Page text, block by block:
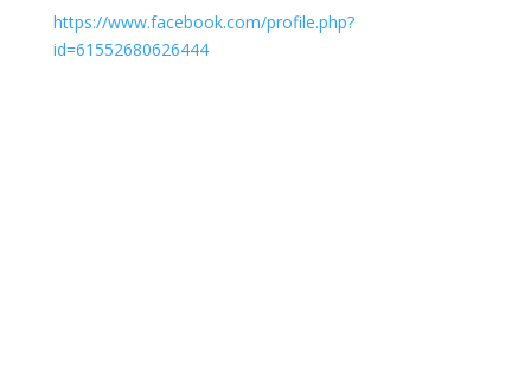
https://www.facebook.com/profile.php?
id=61552680626444